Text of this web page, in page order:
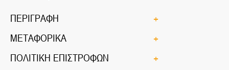
ΠΕΡΙΓΡΑΦΗ
ΜΕΤΑΦΟΡΙΚΑ
ΠΟΛΙΤΙΚΗ ΕΠΙΣΤΡΟΦΩΝ